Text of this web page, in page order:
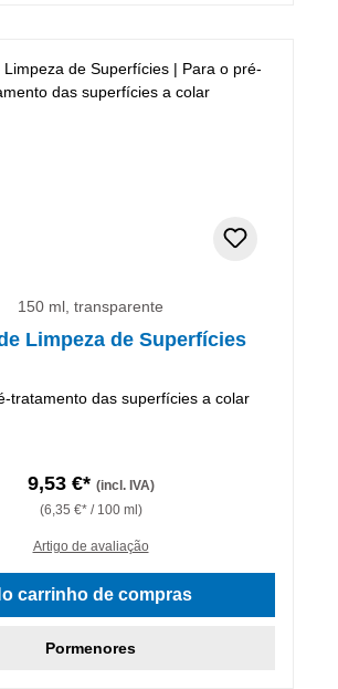
150 ml, transparente
Limpeza de Superfícies
tratamento das superfícies a colar
9,53 €* (incl. IVA)
(6,35 €* / 100 ml)
Artigo de avaliação
carrinho de compras
Pormenores